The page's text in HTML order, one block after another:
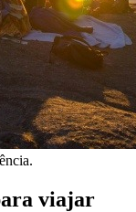
viajar